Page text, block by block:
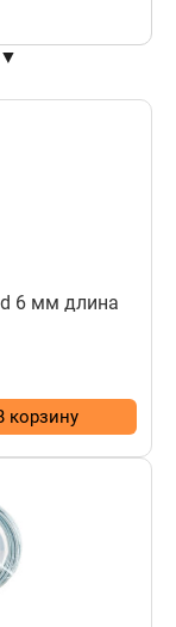
6 мм длина
корзину